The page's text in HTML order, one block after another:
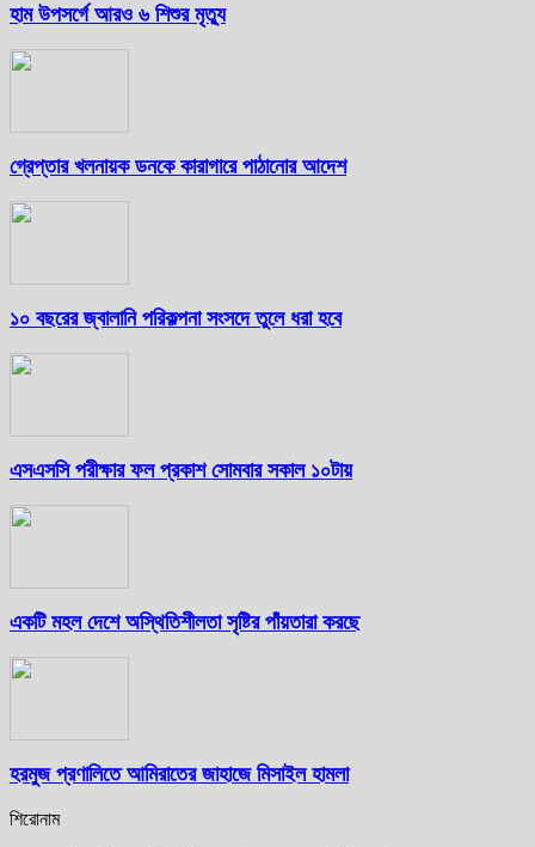
হাম উপসর্গে আরও ৬ শিশুর মৃত্যু
গ্রেপ্তার খলনায়ক ডনকে কারাগারে পাঠানোর আদেশ
১০ বছরের জ্বালানি পরিকল্পনা সংসদে তুলে ধরা হবে
এসএসসি পরীক্ষার ফল প্রকাশ সোমবার সকাল ১০টায়
একটি মহল দেশে অস্থিতিশীলতা সৃষ্টির পাঁয়তারা করছে
হরমুজ প্রণালিতে আমিরাতের জাহাজে মিসাইল হামলা
শিরোনাম